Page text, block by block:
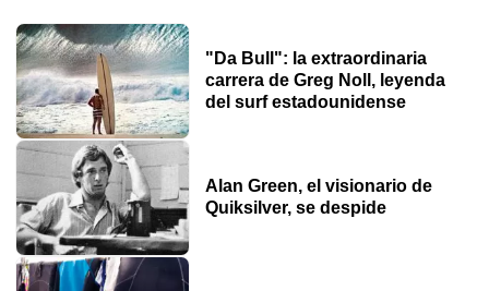
"Da Bull": la extraordinaria
carrera de Greg Noll, leyenda
del surf estadounidense
Alan Green, el visionario de
Quiksilver, se despide